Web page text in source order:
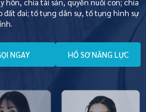
đất đai; tố tụng dân sự, tố tụng hình sự
ỌI NGAY HỒ SƠ NĂNG LỰC